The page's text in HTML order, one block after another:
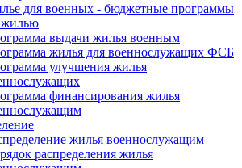
для военных - бюджетные программы
выдачи жилья военным
жилья для военнослужащих ФСБ
улучшения жилья
финансирования жилья
жилья военнослужащим
распределения жилья